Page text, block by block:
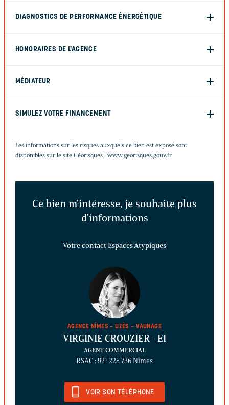
DIAGNOSTICS DE PERFORMANCE ÉNERGÉTIQUE
HONORAIRES DE L'AGENCE
MÉDIATEUR
SIMULEZ VOTRE FINANCEMENT
Les informations sur les risques auxquels ce bien est exposé sont
disponibles sur le site Géorisques : www.georisques.gouv.fr
Ce bien m'intéresse, je souhaite plus
d'informations
Votre contact Espaces Atypiques
AGENCE NÎMES – UZÈS – VAUNAGE
VIRGINIE CROUZIER - EI
AGENT COMMERCIAL
RSAC : 921 225 736 Nîmes
VOIR SON TÉLÉPHONE